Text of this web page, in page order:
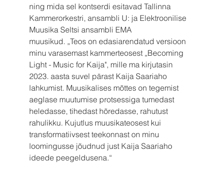
ning mida sel kontserdi esitavad Tallinna
Kammerorkestri, ansambli U: ja Elektroonilise
Muusika Seltsi ansambli EMA
muusikud. „Teos on edasiarendatud versioon
minu varasemast kammerteosest „Becoming
Light - Music for Kaija", mille ma kirjutasin
2023. aasta suvel pärast Kaija Saariaho
lahkumist. Muusikalises mõttes on tegemist
aeglase muutumise protsessiga tumedast
heledasse, tihedast hõredasse, rahutust
rahulikku. Kujutlus muusikateosest kui
transformatiivsest teekonnast on minu
loomingusse jõudnud just Kaija Saariaho
ideede peegeldusena.“